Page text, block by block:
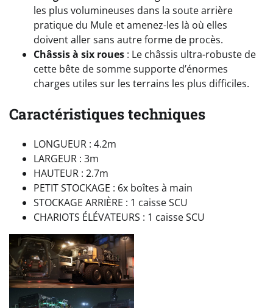
les plus volumineuses dans la soute arrière
pratique du Mule et amenez-les là où elles
doivent aller sans autre forme de procès.
Châssis à six roues : Le châssis ultra-robuste de
cette bête de somme supporte d’énormes
charges utiles sur les terrains les plus difficiles.
Caractéristiques techniques
LONGUEUR : 4.2m
LARGEUR : 3m
HAUTEUR : 2.7m
PETIT STOCKAGE : 6x boîtes à main
STOCKAGE ARRIÈRE : 1 caisse SCU
CHARIOTS ÉLÉVATEURS : 1 caisse SCU